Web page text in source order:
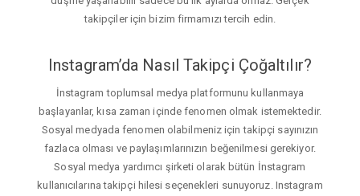
takipçiler için bizim firmamızı tercih edin.
Instagram’da Nasıl Takipçi Çoğaltılır?
İnstagram toplumsal medya platformunu kullanmaya
başlayanlar, kısa zaman içinde fenomen olmak istemektedir.
Sosyal medyada fenomen olabilmeniz için takipçi sayınızın
fazlaca olması ve paylaşımlarınızın beğenilmesi gerekiyor.
Sosyal medya yardımcı şirketi olarak bütün İnstagram
kullanıcılarına takipçi hilesi seçenekleri sunuyoruz. Instagram